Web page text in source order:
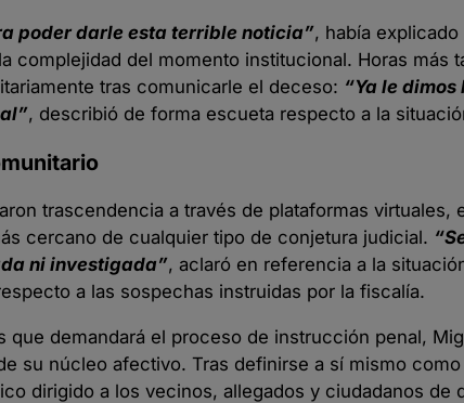
poder darle esta terrible noticia”, había
complejidad del momento institucional. Horas más
tras comunicarle el deceso: “Ya le
, describió de forma escueta respecto a la
trascendencia a través de plataformas virtuales,
cercano de cualquier tipo de conjetura judicial.
ni investigada”, aclaró en referencia a la
a las sospechas instruidas por la fiscalía.
que demandará el proceso de instrucción penal,
su núcleo afectivo. Tras definirse a sí mismo como
dirigido a los vecinos, allegados y ciudadanos de